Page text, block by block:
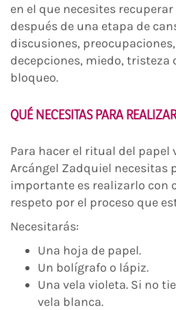
en el que necesites
después de una etapa de
discusiones,
decepciones, miedo, tristeza
bloqueo.
QUÉ NECESITAS PARA
Para hacer el ritual del papel
Arcángel Zadquiel necesitas
importante es realizarlo con
respeto por el proceso que
Necesitarás:
Una hoja de papel.
Un bolígrafo o lápiz.
Una vela violeta. Si no
vela blanca.